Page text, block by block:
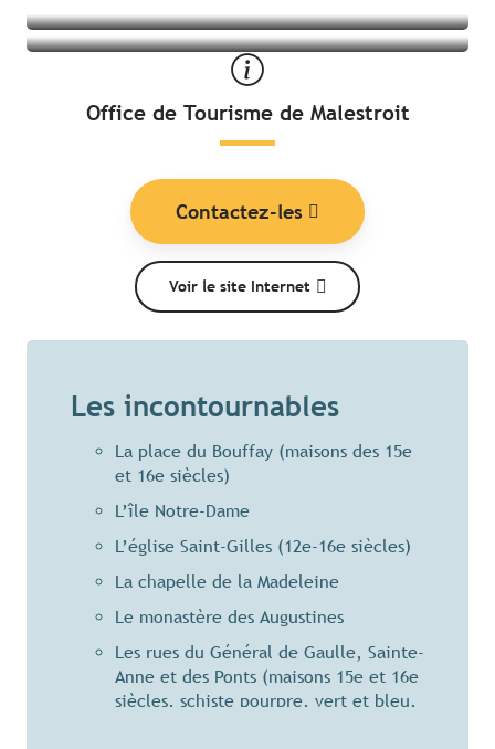
Office de Tourisme de Malestroit
Contactez-les
Voir le site Internet
Les incontournables
La place du Bouffay (maisons des 15e
et 16e siècles)
L’île Notre-Dame
L’église Saint-Gilles (12e-16e siècles)
La chapelle de la Madeleine
Le monastère des Augustines
Les rues du Général de Gaulle, Sainte-
Anne et des Ponts (maisons 15e et 16e
siècles, schiste pourpre, vert et bleu,